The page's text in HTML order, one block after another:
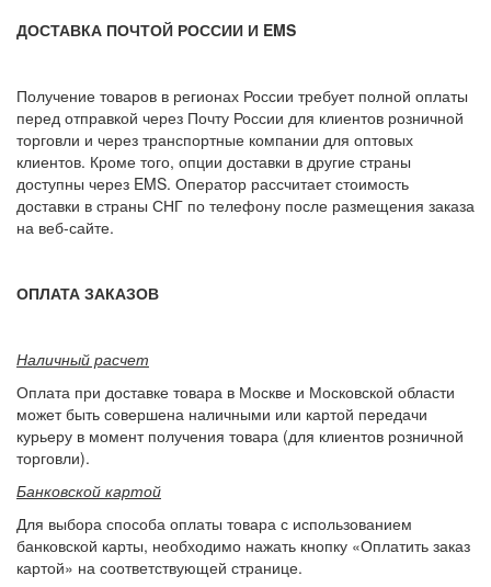
ДОСТАВКА ПОЧТОЙ РОССИИ И EMS
Получение товаров в регионах России требует полной оплаты
перед отправкой через Почту России для клиентов розничной
торговли и через транспортные компании для оптовых
клиентов. Кроме того, опции доставки в другие страны
доступны через EMS. Оператор рассчитает стоимость
доставки в страны СНГ по телефону после размещения заказа
на веб-сайте.
ОПЛАТА ЗАКАЗОВ
Наличный расчет
Оплата при доставке товара в Москве и Московской области
может быть совершена наличными или картой передачи
курьеру в момент получения товара (для клиентов розничной
торговли).
Банковской картой
Для выбора способа оплаты товара с использованием
банковской карты, необходимо нажать кнопку «Оплатить заказ
картой» на соответствующей странице.